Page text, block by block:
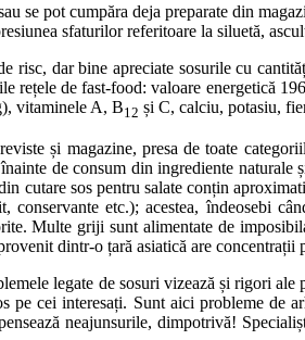
se pot cumpăra deja preparate din
sfaturilor referitoare la siluetă,
risc, dar bine apreciate sosurile cu
de fast-food: valoare energetică
vitaminele A, B12 și C, calciu, potasiu,
și magazine, presa de toate
de consum din ingrediente
cutare sos pentru salate conțin
etc.); acestea, îndeosebi
Multe griji sunt alimentate de
dintr-o țară asiatică are
legate de sosuri vizează și rigori
cei interesați. Sunt aici probleme de
neajunsurile, dimpotrivă!